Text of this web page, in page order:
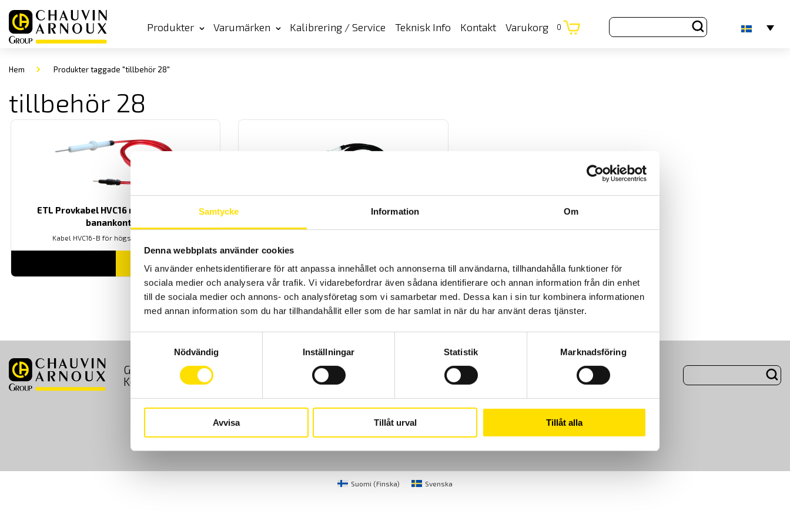
Samtycke Information Om
Denna webbplats använder cookies
Vi använder enhetsidentifierare för att anpassa innehållet och annonserna till användarna, tillhandahålla funktioner för
sociala medier och analysera vår trafik. Vi vidarebefordrar även sådana identifierare och annan information från din enhet
till de sociala medier och annons- och analysföretag som vi samarbetar med. Dessa kan i sin tur kombinera informationen
med annan information som du har tillhandahållit eller som de har samlat in när du har använt deras tjänster.
Nödvändig
Inställningar Statistik Marknadsföring
Avvisa Tillåt urval Tillåt alla
Produkter Varumärken Kalibrering / Service Teknisk Info Kontakt Varukorg 0
Hem Produkter taggade "tillbehör 28"
tillbehör 28
ETL Provkabel HVC16 med HIRAT- och
banankontakt
Kabel HVC16-B för högspänningsprov.
LÄS MER
ETL Provkabel HVC16 med HIRAT kontakt och
LÄS MER
GDPR Köpvillkor Cookies Kundundersökning
Om Oss
Kontakt
CA Mätsystem AB
183 62 Täby
08-50 52 68 00
info@camatsystem.com
Suomi (Finska) Svenska